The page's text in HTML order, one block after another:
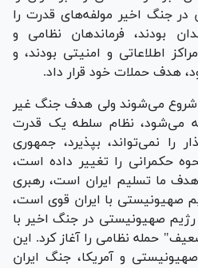
در جنگ اخیر مولفه‌های قدرت را
بودند، فرماندهان نظامی و
اطلاعاتی و امنیتی بودند، و
هدف حملات خود قرار داد.
شروع می‌شوند ولی هدف جنگ غیر
می‌شود، نظام سلطه یک قدرت
را نمی‌تواند، بپذیرد، جمهوری
حکمرانی را تغییر داده است،
ما تسلیم ایران است، رهبری
صهیونیستی با ایران قوی است،
صهیونیستی در جنگ اخیر با
حمله نظامی را آغاز کرد. این
رژیم صهیونیستی و آمریکا، جنگ ایران